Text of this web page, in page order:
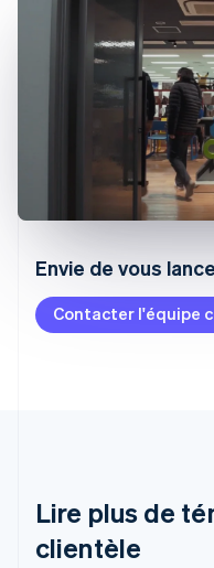
Envie de vous
Contacter l'équipe
Lire plus de
clientèle
Allemagne
Brésil
PortuguêsEnglish
Bulgarie